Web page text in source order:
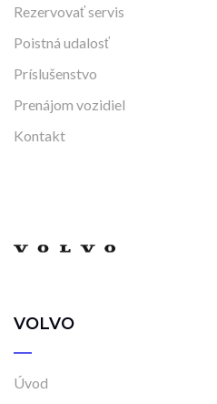
Rezervovať servis
Poistná udalosť
Príslušenstvo
Prenájom vozidiel
Kontakt
VOLVO
Úvod